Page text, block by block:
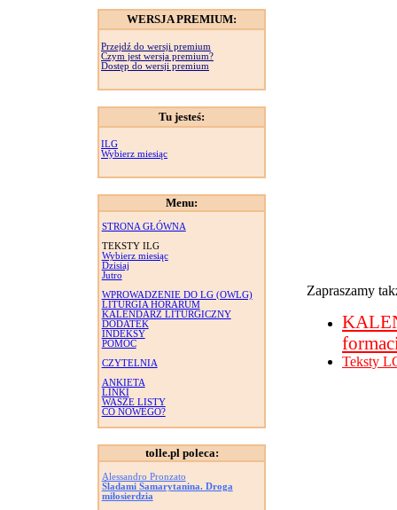
WERSJA PREMIUM:
Przejdź do wersji premium
Czym jest wersja premium?
Dostęp do wersji premium
Tu jesteś:
ILG
Wybierz miesiąc
Menu:
STRONA GŁÓWNA
TEKSTY ILG
Wybierz miesiąc
Dzisiaj
Jutro
WPROWADZENIE DO LG (OWLG)
LITURGIA HORARUM
KALENDARZ LITURGICZNY
DODATEK
INDEKSY
POMOC
CZYTELNIA
ANKIETA
LINKI
WASZE LISTY
CO NOWEGO?
tolle.pl poleca:
Alessandro Pronzato
Śladami Samarytanina. Droga
miłosierdzia
Zapraszamy
Teksty